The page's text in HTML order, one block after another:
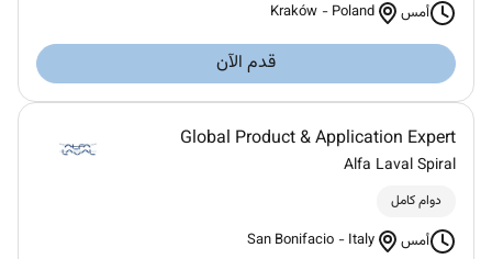
أمس Kraków - Poland
قدم الآن
Global Product & Application Expert
Alfa Laval Spiral
دوام كامل
أمس San Bonifacio - Italy